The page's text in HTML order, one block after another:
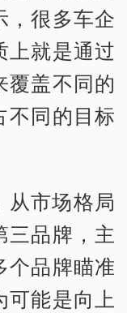
，很多车企
上就是通过
覆盖不同的
不同的目标
从市场格局
三品牌，主
个品牌瞄准
可能是向上